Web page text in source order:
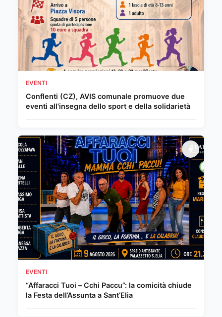
EVENTI
Conflenti (CZ), AVIS comunale promuove due
eventi all'insegna dello sport e della solidarietà
EVENTI
“Affaracci Tuoi – Cchi Paccu”: la comicità chiude
la Festa dell’Assunta a Sant’Elia